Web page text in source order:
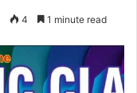
4 1 minute read